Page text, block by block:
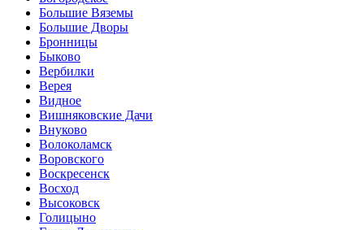
Большие Вяземы
Большие Дворы
Бронницы
Быково
Вербилки
Верея
Видное
Вишняковские Дачи
Внуково
Волоколамск
Воровского
Воскресенск
Восход
Высоковск
Голицыно